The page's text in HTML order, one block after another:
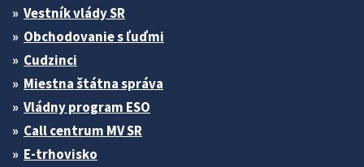
Vestník vlády SR
Obchodovanie s ľuďmi
Cudzinci
Miestna štátna správa
Vládny program ESO
Call centrum MV SR
E-trhovisko